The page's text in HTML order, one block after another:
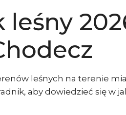
leśny
leśnych na terenie
aby dowiedzieć się w